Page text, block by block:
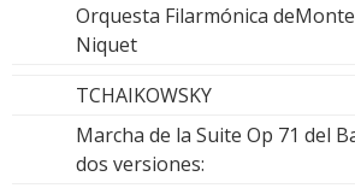
Orquesta Filarmónica
Niquet
TCHAIKOWSKY
Marcha de la Suite Op 71 del
dos versiones: